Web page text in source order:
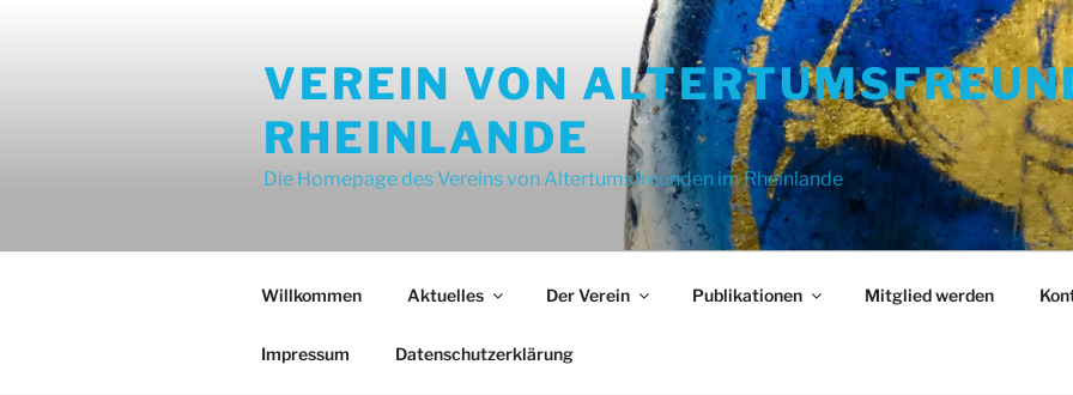
VEREIN VON
RHEINLANDE
Die Homepage des Vereins von Altertumsfreunden im Rheinlande
Willkommen Aktuelles Der Verein Publikationen Mitglied werden
Impressum Datenschutzerklärung